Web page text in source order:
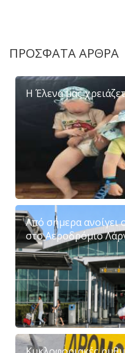
ΠΡΟΣΦΑΤΑ ΑΡΘΡΑ
Η Έλενα μας
Από σήμερα ανοίγει
στο Αεροδρόμιο